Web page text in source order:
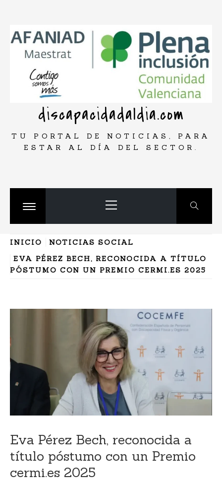
contenido
discapacidadaldia.com
TU PORTAL DE NOTICIAS, PARA
ESTAR AL DÍA DEL SECTOR.
Cambiar
principal
INICIO
NOTICIAS SOCIAL
EVA PÉREZ BECH, RECONOCIDA A TÍTULO
PÓSTUMO CON UN PREMIO CERMI.ES 2025
Eva Pérez Bech, reconocida a
título póstumo con un Premio
cermi.es 2025